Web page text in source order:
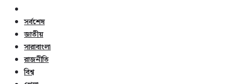
সর্বশেষ
জাতীয়
সারাবাংলা
রাজনীতি
বিশ্ব